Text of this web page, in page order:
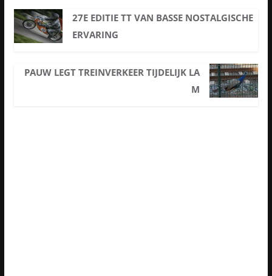
27E EDITIE TT VAN BASSE NOSTALGISCHE
ERVARING
PAUW LEGT TREINVERKEER TIJDELIJK LA
M